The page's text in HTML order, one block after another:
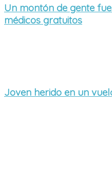
Un montón de gente
médicos gratuitos
Joven herido en un